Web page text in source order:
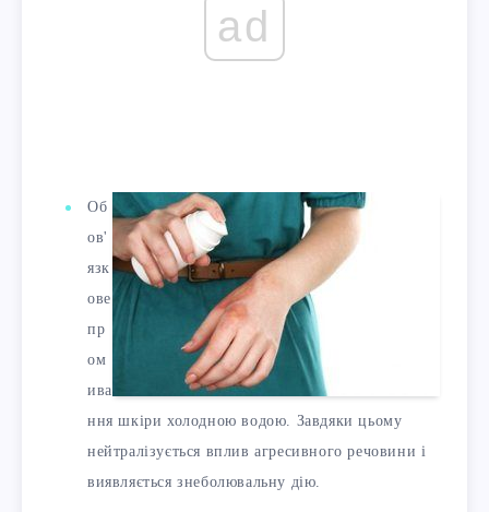
ad
Об
ов'
язк
ове
пр
ом
ива
ння шкіри холодною водою. Завдяки цьому
нейтралізується вплив агресивного речовини і
виявляється знеболювальну дію.